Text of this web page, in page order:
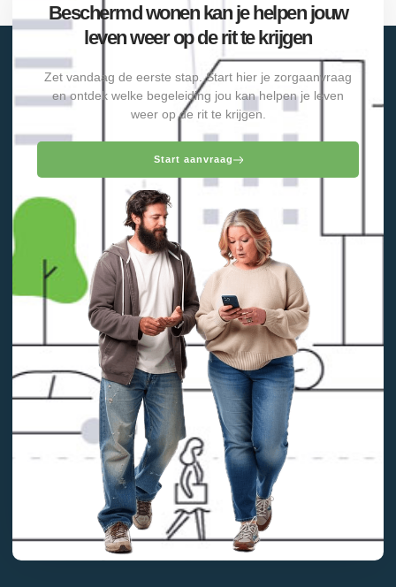
Beschermd wonen kan je helpen jouw
leven weer op de rit te krijgen
Zet vandaag de eerste stap. Start hier je zorgaanvraag
en ontdek welke begeleiding jou kan helpen je leven
weer op de rit te krijgen.
Start aanvraag